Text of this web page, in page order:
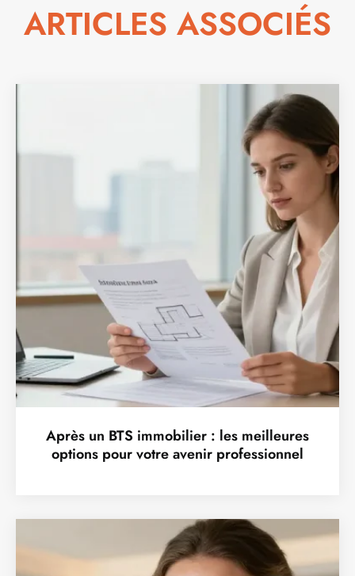
ARTICLES ASSOCIÉS
Après un BTS immobilier : les meilleures
options pour votre avenir professionnel